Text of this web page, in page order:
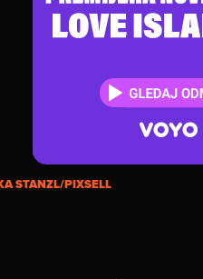
STANZL/PIXSELL